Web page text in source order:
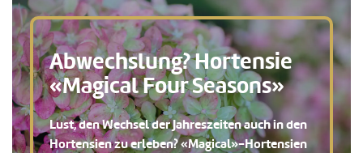
Abwechslung? Hortensie
«Magical Four Seasons»
Lust, den Wechsel der Jahreszeiten auch in den
Hortensien zu erleben? «Magical»-Hortensien